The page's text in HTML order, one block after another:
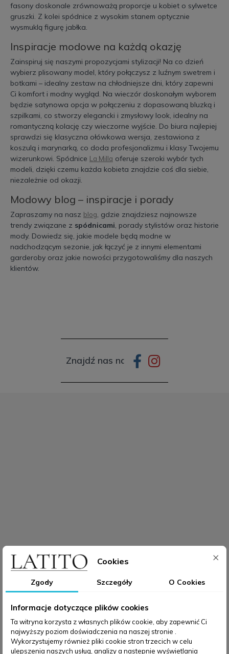
fasony doskonale zrównoważą proporcje u kobiet o sylwetce
gruszki. Z kolei spódnice z wysokim stanem optycznie
wysmuklą figurę jabłka.
Inspiracje modowe na każdą okazję
Zainspiruj się naszymi propozycjami stylizacji! Na co dzień
wybierz plisowany model, który połączysz z luźnym swetrem i
botkami – idealny zestaw na chłodniejsze dni, który zapewni
Ci komfort i modny wygląd. Na wieczór doskonałym wyborem
będzie satynowa opcja w połączeniu z dopasowaną bluzką i
szpilkami, co stworzy elegancki i zmysłowy look, idealny na
romantyczną kolację czy wieczorne wyjście. Do biura najlepiej
sprawdzi się klasyczna ołówkowa wersja, zestawiona z
koszulą i marynarką, co doda profesjonalizmu i klasy Twojemu
wizerunkowi. Spódnice La Milla oferuje szeroki wybór tych
modeli, dzięki czemu każda kobieta znajdzie coś dla siebie,
niezależnie od okazji.
Modowy blog – inspiracje i porady
Zapraszamy na nasz blog , gdzie znajdziesz najnowsze
trendy związane z spódnicami , porady stylistów oraz historie
mody. Dowiedz się, jakie modele będą modne w
nadchodzącym sezonie, jak łączyć je z innymi elementami
garderoby oraz jakie nowości przygotowaliśmy dla naszych
klientów.
Znajdź nas na:
Cookies
Zgody Szczegóły O Cookies
Informacje dotyczące plików cookies
Ta witryna korzysta z własnych plików cookie, aby zapewnić Ci
najwyższy poziom doświadczenia na naszej stronie .
Wykorzystujemy również pliki cookie stron trzecich w celu
ulepszenia naszych usług, analizy a nastepnie wyświetlania